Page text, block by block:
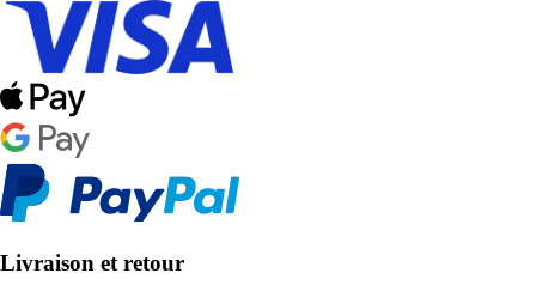
Livraison et retour